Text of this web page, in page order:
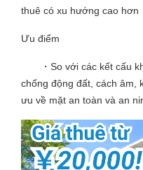
thuê có xu hướng cao hơn
Ưu điểm
・So với các kết cấu
chống động đất, cách âm,
ưu về mặt an toàn và an